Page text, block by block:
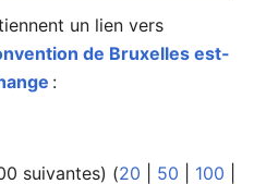
un lien vers
de Bruxelles est-
:
suivantes) (20 50 100